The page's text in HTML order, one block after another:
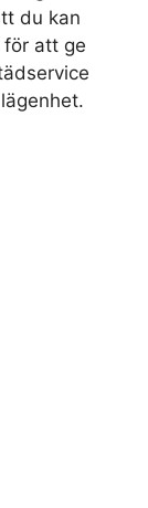
du kan
att ge